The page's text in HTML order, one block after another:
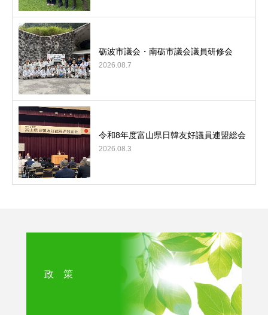
砺波市議会・南砺市議会議員研修会
2026.08.7
令和8年度富山県日韓友好議員連盟総会
2026.08.3
政 策